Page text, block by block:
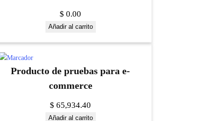
$ 0.00
Añadir al carrito
Producto de pruebas para e-
commerce
$ 65,934.40
Añadir al carrito